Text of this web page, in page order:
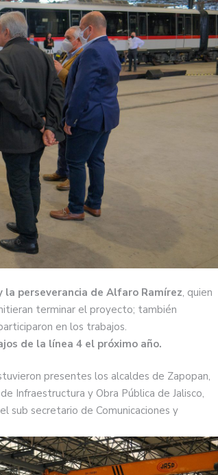
perseverancia de Alfaro Ramírez, quien
terminar el proyecto; también
en los trabajos.
de la línea 4 el próximo año.
presentes los alcaldes de Zapopan,
Infraestructura y Obra Pública de Jalisco,
sub secretario de Comunicaciones y